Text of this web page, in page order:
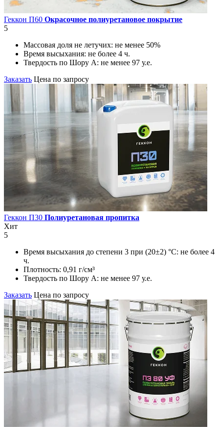
Геккон П60 Окрасочное полиуретановое покрытие
5
Массовая доля не летучих: не менее 50%
Время высыхания: не более 4 ч.
Твердость по Шору А: не менее 97 у.е.
Заказать Цена по запросу
Геккон П30 Полиуретановая пропитка
Хит
5
Время высыхания до степени 3 при (20±2) °С: не более 4
ч.
Плотность: 0,91 г/см³
Твердость по Шору А: не менее 97 у.е.
Заказать Цена по запросу